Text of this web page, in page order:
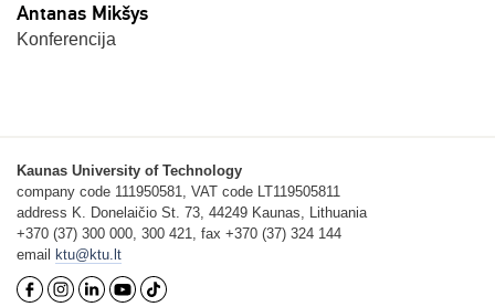
Antanas Mikšys
Konferencija
Kaunas University of Technology
company code 111950581, VAT code LT119505811
address K. Donelaičio St. 73, 44249 Kaunas, Lithuania
+370 (37) 300 000, 300 421, fax +370 (37) 324 144
email
ktu@ktu.lt